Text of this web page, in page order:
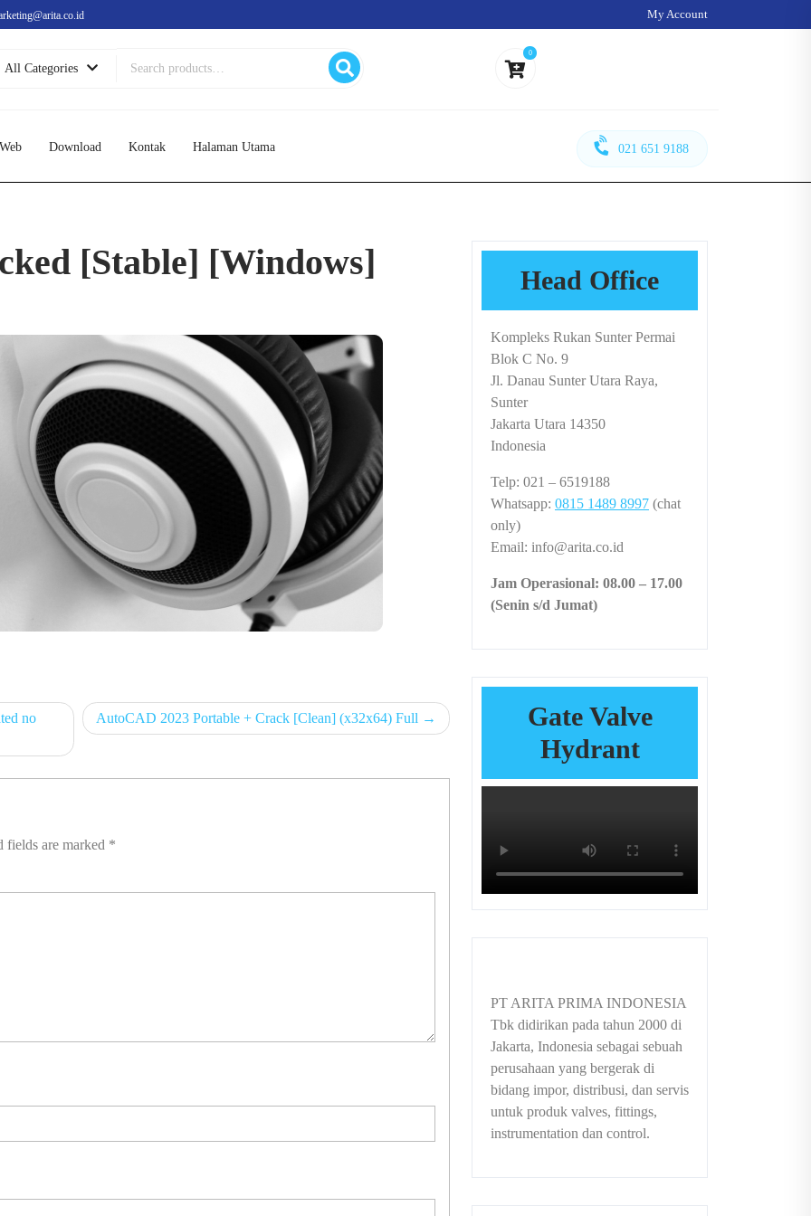
My Account
All Categories
0
Download Kontak Halaman Utama 021 651 9188
[Stable] [Windows]
no
AutoCAD 2023 Portable + Crack [Clean] (x32x64) Full
fields are marked *
Head Office
Kompleks Rukan Sunter Permai
Blok C No. 9
Jl. Danau Sunter Utara Raya,
Sunter
Jakarta Utara 14350
Indonesia
Telp: 021 – 6519188
Whatsapp: 0815 1489 8997 (chat
only)
Email: info@arita.co.id
Jam Operasional: 08.00 – 17.00
(Senin s/d Jumat)
Gate Valve
Hydrant
PT ARITA PRIMA INDONESIA
Tbk didirikan pada tahun 2000 di
Jakarta, Indonesia sebagai sebuah
perusahaan yang bergerak di
bidang impor, distribusi, dan servis
untuk produk valves, fittings,
instrumentation dan control.